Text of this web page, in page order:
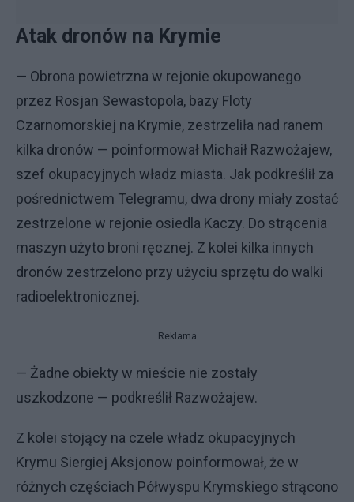
Atak dronów na Krymie
— Obrona powietrzna w rejonie okupowanego
przez Rosjan Sewastopola, bazy Floty
Czarnomorskiej na Krymie, zestrzeliła nad ranem
kilka dronów — poinformował Michaił Razwożajew,
szef okupacyjnych władz miasta. Jak podkreślił za
pośrednictwem Telegramu, dwa drony miały zostać
zestrzelone w rejonie osiedla Kaczy. Do strącenia
maszyn użyto broni ręcznej. Z kolei kilka innych
dronów zestrzelono przy użyciu sprzętu do walki
radioelektronicznej.
Reklama
— Żadne obiekty w mieście nie zostały
uszkodzone — podkreślił Razwożajew.
Z kolei stojący na czele władz okupacyjnych
Krymu Siergiej Aksjonow poinformował, że w
różnych częściach Półwyspu Krymskiego strącono